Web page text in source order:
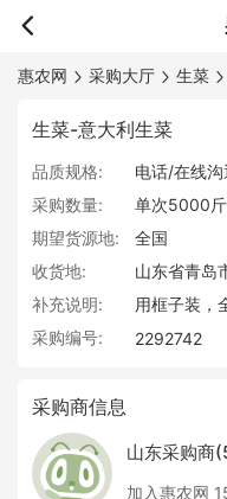
惠农网 采购大厅 生菜
生菜-意大利生菜
品质规格:
电话/在线沟
采购数量:
单次5000斤
期望货源地:
全国
收货地:
山东省青岛
补充说明:
用框子装，
采购编号:
2292742
采购商信息
山东采购商
加入惠农网